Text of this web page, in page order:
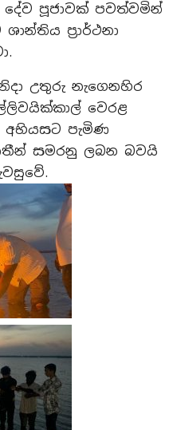
දේව පූජාවක් පවත්වමින්
ප්‍රාර්ථනා
උතුරු නැගෙනහිර
වෙරළ
අභියසට පැමිණ
සමරනු ලබන බවයි